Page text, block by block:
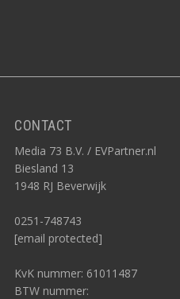
CONTACT
Media 73 B.V. / EVPartner.nl
Biesland 13
1948 RJ Beverwijk
0251-748743
[email protected]
KvK nummer: 61011487
BTW nummer: